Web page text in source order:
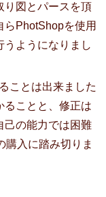
り図とパースを頂
らPhotShopを使用
うようになりまし
ことは出来ました
ることと、修正は
己の能力では困難
購入に踏み切りま